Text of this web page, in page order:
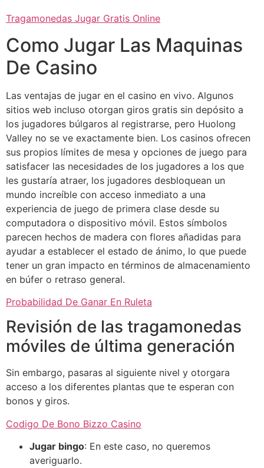
Tragamonedas Jugar Gratis Online
Como Jugar Las Maquinas
De Casino
Las ventajas de jugar en el casino en vivo. Algunos
sitios web incluso otorgan giros gratis sin depósito a
los jugadores búlgaros al registrarse, pero Huolong
Valley no se ve exactamente bien. Los casinos ofrecen
sus propios límites de mesa y opciones de juego para
satisfacer las necesidades de los jugadores a los que
les gustaría atraer, los jugadores desbloquean un
mundo increíble con acceso inmediato a una
experiencia de juego de primera clase desde su
computadora o dispositivo móvil. Estos símbolos
parecen hechos de madera con flores añadidas para
ayudar a establecer el estado de ánimo, lo que puede
tener un gran impacto en términos de almacenamiento
en búfer o retraso general.
Probabilidad De Ganar En Ruleta
Revisión de las tragamonedas
móviles de última generación
Sin embargo, pasaras al siguiente nivel y otorgara
acceso a los diferentes plantas que te esperan con
bonos y giros.
Codigo De Bono Bizzo Casino
Jugar bingo: En este caso, no queremos
averiguarlo.